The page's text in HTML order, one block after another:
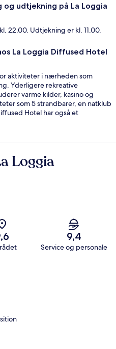
udtjekning på La Loggia
22.00. Udtjekning er kl. 11.00.
La Loggia Diffused Hotel
aktiviteter i nærheden som
Yderligere rekreative
varme kilder, kasino og
som 5 strandbarer, en natklub
Hotel har også et
Loggia
9,4
Service og personale